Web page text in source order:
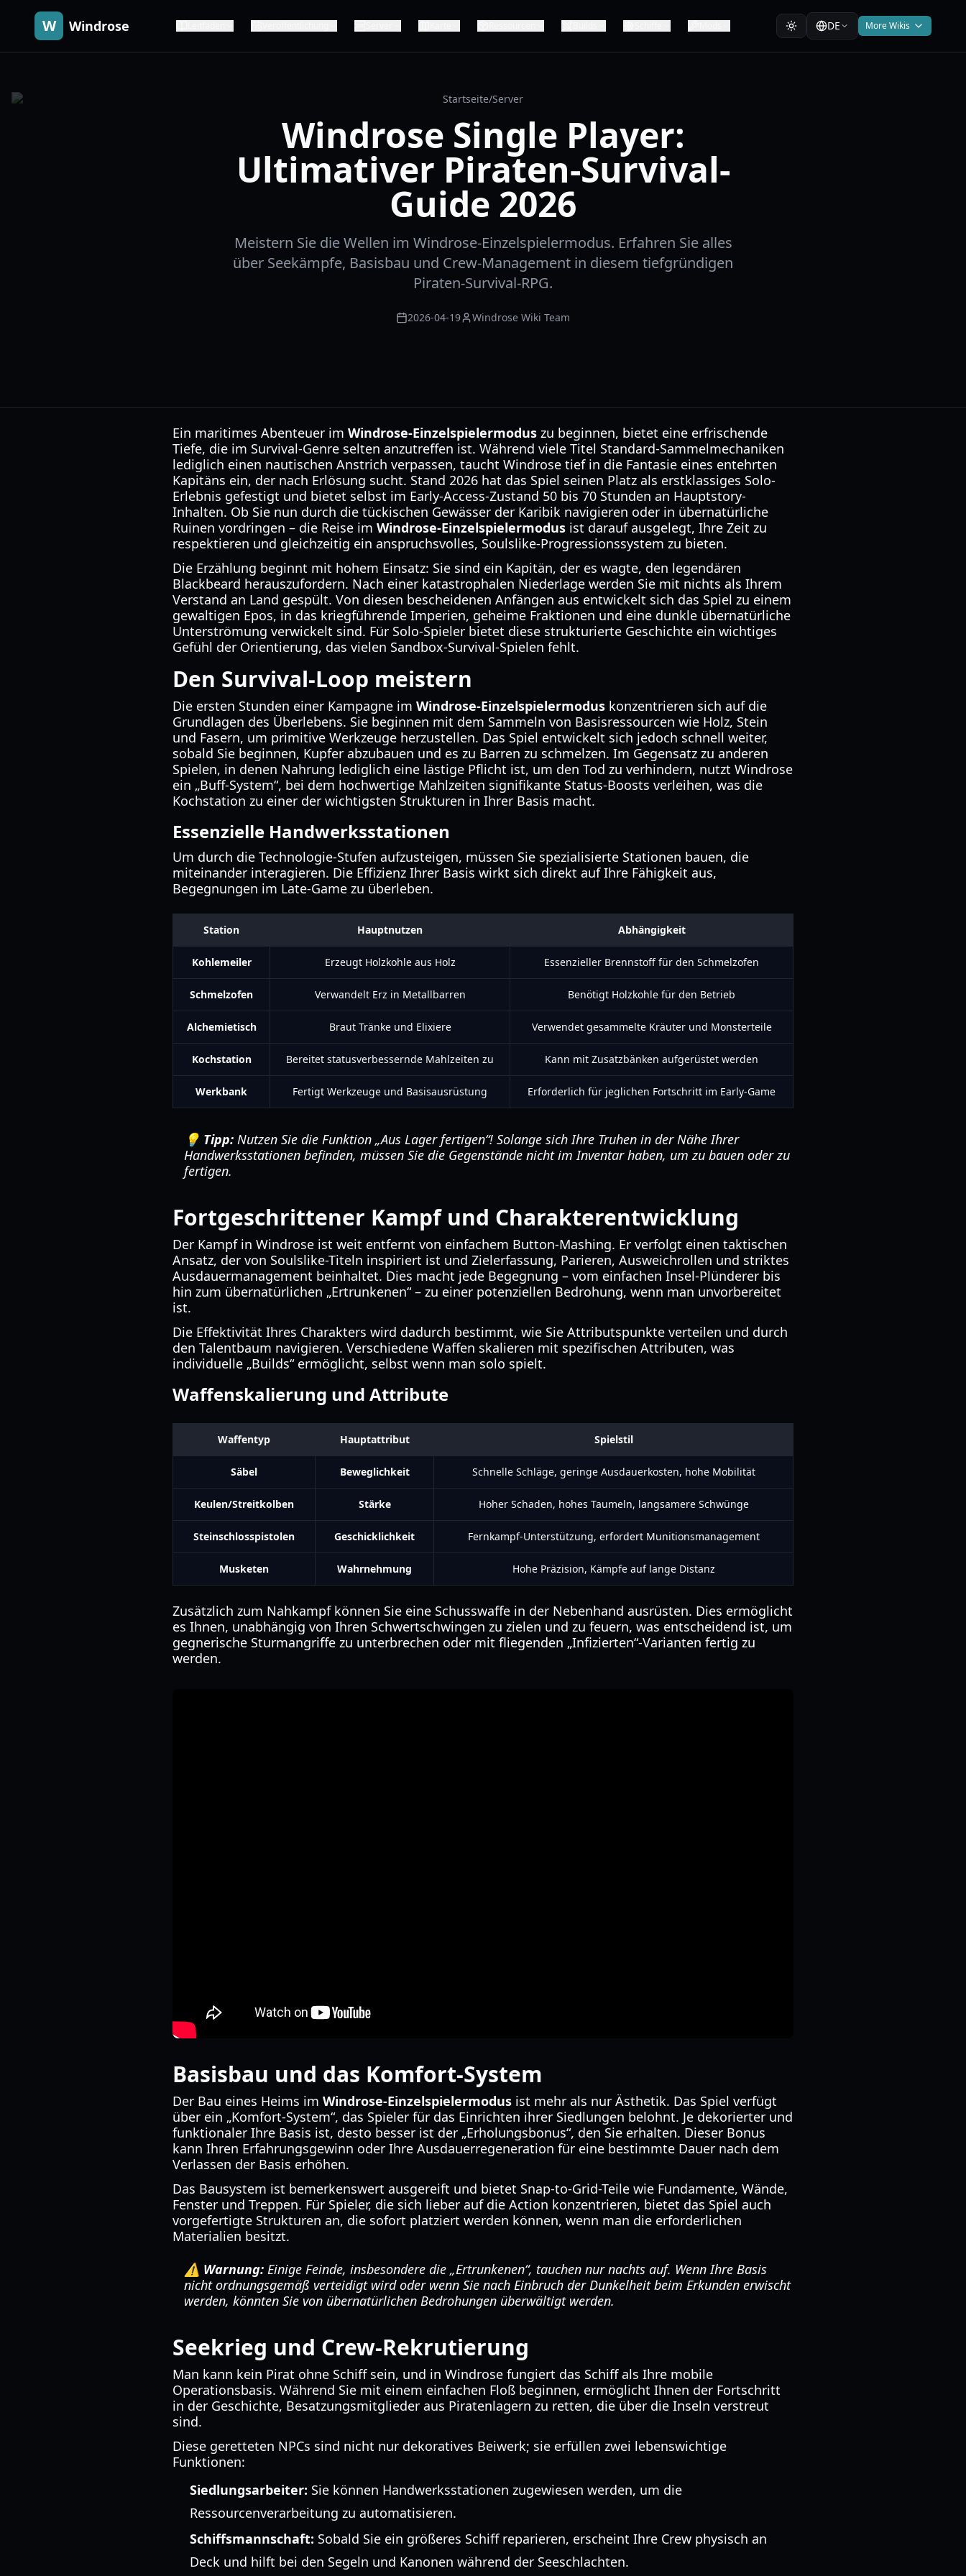
W Windrose DE More Wikis
Startseite/Server
Windrose Single Player:
Ultimativer Piraten-Survival-
Guide 2026
Meistern Sie die Wellen im Windrose-Einzelspielermodus. Erfahren Sie alles
über Seekämpfe, Basisbau und Crew-Management in diesem tiefgründigen
Piraten-Survival-RPG.
2026-04-19 Windrose Wiki Team
Ein maritimes Abenteuer im Windrose-Einzelspielermodus zu beginnen, bietet eine erfrischende
Tiefe, die im Survival-Genre selten anzutreffen ist. Während viele Titel Standard-Sammelmechaniken
lediglich einen nautischen Anstrich verpassen, taucht Windrose tief in die Fantasie eines entehrten
Kapitäns ein, der nach Erlösung sucht. Stand 2026 hat das Spiel seinen Platz als erstklassiges Solo-
Erlebnis gefestigt und bietet selbst im Early-Access-Zustand 50 bis 70 Stunden an Hauptstory-
Inhalten. Ob Sie nun durch die tückischen Gewässer der Karibik navigieren oder in übernatürliche
Ruinen vordringen – die Reise im Windrose-Einzelspielermodus ist darauf ausgelegt, Ihre Zeit zu
respektieren und gleichzeitig ein anspruchsvolles, Soulslike-Progressionssystem zu bieten.
Die Erzählung beginnt mit hohem Einsatz: Sie sind ein Kapitän, der es wagte, den legendären
Blackbeard herauszufordern. Nach einer katastrophalen Niederlage werden Sie mit nichts als Ihrem
Verstand an Land gespült. Von diesen bescheidenen Anfängen aus entwickelt sich das Spiel zu einem
gewaltigen Epos, in das kriegführende Imperien, geheime Fraktionen und eine dunkle übernatürliche
Unterströmung verwickelt sind. Für Solo-Spieler bietet diese strukturierte Geschichte ein wichtiges
Gefühl der Orientierung, das vielen Sandbox-Survival-Spielen fehlt.
Den Survival-Loop meistern
Die ersten Stunden einer Kampagne im Windrose-Einzelspielermodus konzentrieren sich auf die
Grundlagen des Überlebens. Sie beginnen mit dem Sammeln von Basisressourcen wie Holz, Stein
und Fasern, um primitive Werkzeuge herzustellen. Das Spiel entwickelt sich jedoch schnell weiter,
sobald Sie beginnen, Kupfer abzubauen und es zu Barren zu schmelzen. Im Gegensatz zu anderen
Spielen, in denen Nahrung lediglich eine lästige Pflicht ist, um den Tod zu verhindern, nutzt Windrose
ein „Buff-System“, bei dem hochwertige Mahlzeiten signifikante Status-Boosts verleihen, was die
Kochstation zu einer der wichtigsten Strukturen in Ihrer Basis macht.
Essenzielle Handwerksstationen
Um durch die Technologie-Stufen aufzusteigen, müssen Sie spezialisierte Stationen bauen, die
miteinander interagieren. Die Effizienz Ihrer Basis wirkt sich direkt auf Ihre Fähigkeit aus,
Begegnungen im Late-Game zu überleben.
Station Hauptnutzen Abhängigkeit
Kohlemeiler Erzeugt Holzkohle aus Holz Essenzieller Brennstoff für den Schmelzofen
Schmelzofen Verwandelt Erz in Metallbarren Benötigt Holzkohle für den Betrieb
Alchemietisch Braut Tränke und Elixiere Verwendet gesammelte Kräuter und Monsterteile
Kochstation Bereitet statusverbessernde Mahlzeiten zu Kann mit Zusatzbänken aufgerüstet werden
Werkbank Fertigt Werkzeuge und Basisausrüstung Erforderlich für jeglichen Fortschritt im Early-Game
💡 Tipp: Nutzen Sie die Funktion „Aus Lager fertigen“! Solange sich Ihre Truhen in der Nähe Ihrer
Handwerksstationen befinden, müssen Sie die Gegenstände nicht im Inventar haben, um zu bauen oder zu
fertigen.
Fortgeschrittener Kampf und Charakterentwicklung
Der Kampf in Windrose ist weit entfernt von einfachem Button-Mashing. Er verfolgt einen taktischen
Ansatz, der von Soulslike-Titeln inspiriert ist und Zielerfassung, Parieren, Ausweichrollen und striktes
Ausdauermanagement beinhaltet. Dies macht jede Begegnung – vom einfachen Insel-Plünderer bis
hin zum übernatürlichen „Ertrunkenen“ – zu einer potenziellen Bedrohung, wenn man unvorbereitet
ist.
Die Effektivität Ihres Charakters wird dadurch bestimmt, wie Sie Attributspunkte verteilen und durch
den Talentbaum navigieren. Verschiedene Waffen skalieren mit spezifischen Attributen, was
individuelle „Builds“ ermöglicht, selbst wenn man solo spielt.
Waffenskalierung und Attribute
Waffentyp Hauptattribut Spielstil
Säbel Beweglichkeit Schnelle Schläge, geringe Ausdauerkosten, hohe Mobilität
Keulen/Streitkolben Stärke Hoher Schaden, hohes Taumeln, langsamere Schwünge
Steinschlosspistolen Geschicklichkeit Fernkampf-Unterstützung, erfordert Munitionsmanagement
Musketen Wahrnehmung Hohe Präzision, Kämpfe auf lange Distanz
Zusätzlich zum Nahkampf können Sie eine Schusswaffe in der Nebenhand ausrüsten. Dies ermöglicht
es Ihnen, unabhängig von Ihren Schwertschwingen zu zielen und zu feuern, was entscheidend ist, um
gegnerische Sturmangriffe zu unterbrechen oder mit fliegenden „Infizierten“-Varianten fertig zu
werden.
Basisbau und das Komfort-System
Der Bau eines Heims im Windrose-Einzelspielermodus ist mehr als nur Ästhetik. Das Spiel verfügt
über ein „Komfort-System“, das Spieler für das Einrichten ihrer Siedlungen belohnt. Je dekorierter und
funktionaler Ihre Basis ist, desto besser ist der „Erholungsbonus“, den Sie erhalten. Dieser Bonus
kann Ihren Erfahrungsgewinn oder Ihre Ausdauerregeneration für eine bestimmte Dauer nach dem
Verlassen der Basis erhöhen.
Das Bausystem ist bemerkenswert ausgereift und bietet Snap-to-Grid-Teile wie Fundamente, Wände,
Fenster und Treppen. Für Spieler, die sich lieber auf die Action konzentrieren, bietet das Spiel auch
vorgefertigte Strukturen an, die sofort platziert werden können, wenn man die erforderlichen
Materialien besitzt.
⚠️ Warnung: Einige Feinde, insbesondere die „Ertrunkenen“, tauchen nur nachts auf. Wenn Ihre Basis
nicht ordnungsgemäß verteidigt wird oder wenn Sie nach Einbruch der Dunkelheit beim Erkunden erwischt
werden, könnten Sie von übernatürlichen Bedrohungen überwältigt werden.
Seekrieg und Crew-Rekrutierung
Man kann kein Pirat ohne Schiff sein, und in Windrose fungiert das Schiff als Ihre mobile
Operationsbasis. Während Sie mit einem einfachen Floß beginnen, ermöglicht Ihnen der Fortschritt
in der Geschichte, Besatzungsmitglieder aus Piratenlagern zu retten, die über die Inseln verstreut
sind.
Diese geretteten NPCs sind nicht nur dekoratives Beiwerk; sie erfüllen zwei lebenswichtige
Funktionen:
Siedlungsarbeiter: Sie können Handwerksstationen zugewiesen werden, um die
Ressourcenverarbeitung zu automatisieren.
Schiffsmannschaft: Sobald Sie ein größeres Schiff reparieren, erscheint Ihre Crew physisch an
Deck und hilft bei den Segeln und Kanonen während der Seeschlachten.